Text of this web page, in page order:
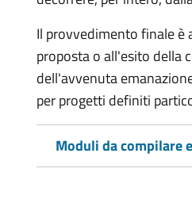
Il provvedimento finale è
proposta o all'esito della
dell'avvenuta
per progetti definiti
Moduli da compilare